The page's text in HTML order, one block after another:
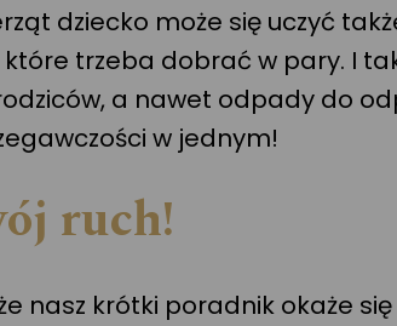
dziecko może się uczyć
trzeba dobrać w pary. I
a nawet odpady do
w jednym!
ruch!
nasz krótki poradnik okaże